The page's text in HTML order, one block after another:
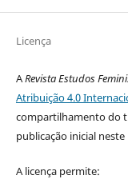
Licença
ARevista Estudos
Atribuição 4.0
compartilhamento do
publicação inicial
A licença permite: